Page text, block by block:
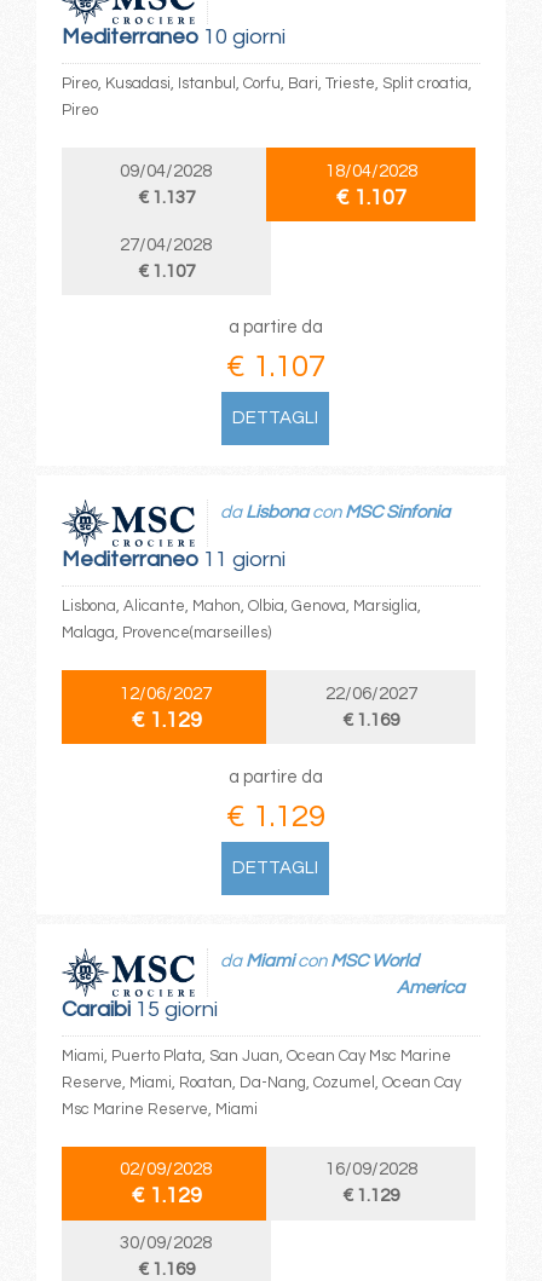
Mediterraneo10 giorni
Pireo, Kusadasi, Istanbul, Corfu, Bari, Trieste, Split croatia,
Pireo
09/04/2028
€ 1.137
18/04/2028
€ 1.107
27/04/2028
€ 1.107
a partire da
€ 1.107
DETTAGLI
Mediterraneo11 giorni
da Lisbonacon MSC Sinfonia
Lisbona, Alicante, Mahon, Olbia, Genova, Marsiglia,
Malaga, Provence(marseilles)
12/06/2027
€ 1.129
22/06/2027
€ 1.169
a partire da
€ 1.129
DETTAGLI
Caraibi15 giorni
da Miamicon MSC World
America
Miami, Puerto Plata, San Juan, Ocean Cay Msc Marine
Reserve, Miami, Roatan, Da-Nang, Cozumel, Ocean Cay
Msc Marine Reserve, Miami
02/09/2028
€ 1.129
16/09/2028
€ 1.129
30/09/2028
€ 1.169